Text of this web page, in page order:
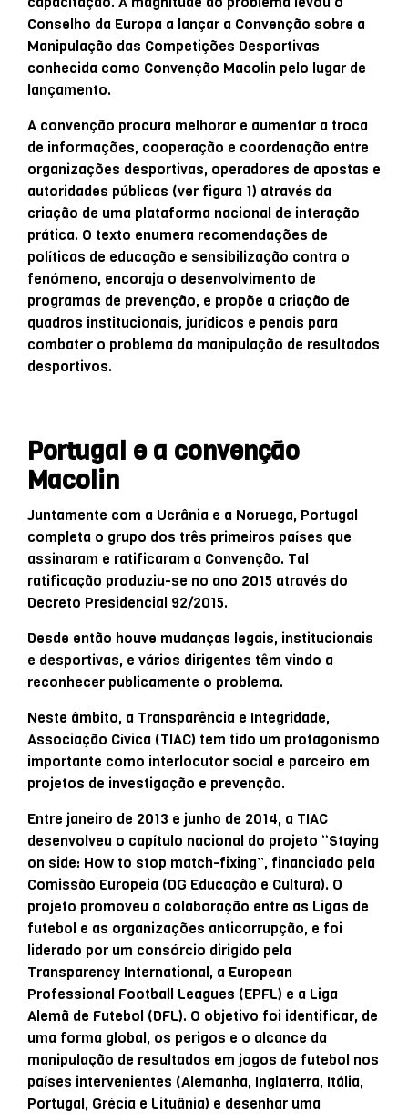
Conselho da Europa a lançar a Convenção sobre a
Manipulação das Competições Desportivas
conhecida como Convenção Macolin pelo lugar de
lançamento.
A convenção procura melhorar e aumentar a troca
de informações, cooperação e coordenação entre
organizações desportivas, operadores de apostas e
autoridades públicas (ver figura 1) através da
criação de uma plataforma nacional de interação
prática. O texto enumera recomendações de
políticas de educação e sensibilização contra o
fenómeno, encoraja o desenvolvimento de
programas de prevenção, e propõe a criação de
quadros institucionais, jurídicos e penais para
combater o problema da manipulação de resultados
desportivos.
Portugal e a convenção
Macolin
Juntamente com a Ucrânia e a Noruega, Portugal
completa o grupo dos três primeiros países que
assinaram e ratificaram a Convenção. Tal
ratificação produziu-se no ano 2015 através do
Decreto Presidencial 92/2015.
Desde então houve mudanças legais, institucionais
e desportivas, e vários dirigentes têm vindo a
reconhecer publicamente o problema.
Neste âmbito, a Transparência e Integridade,
Associação Cívica (TIAC) tem tido um protagonismo
importante como interlocutor social e parceiro em
projetos de investigação e prevenção.
Entre janeiro de 2013 e junho de 2014, a TIAC
desenvolveu o capítulo nacional do projeto “Staying
on side: How to stop match-fixing”, financiado pela
Comissão Europeia (DG Educação e Cultura). O
projeto promoveu a colaboração entre as Ligas de
futebol e as organizações anticorrupção, e foi
liderado por um consórcio dirigido pela
Transparency International, a European
Professional Football Leagues (EPFL) e a Liga
Alemã de Futebol (DFL). O objetivo foi identificar, de
uma forma global, os perigos e o alcance da
manipulação de resultados em jogos de futebol nos
países intervenientes (Alemanha, Inglaterra, Itália,
Portugal, Grécia e Lituânia) e desenhar uma